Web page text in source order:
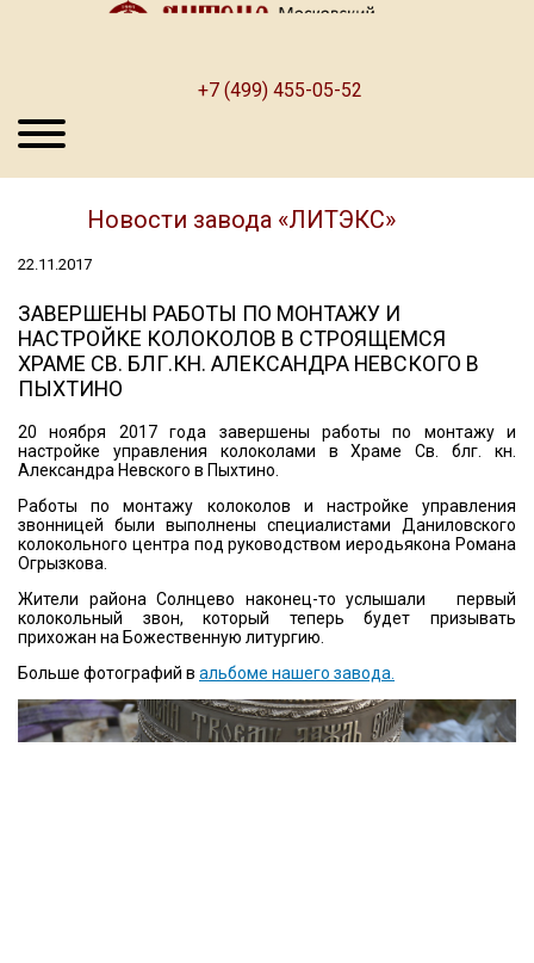
+7 (499) 455-05-52
Новости завода «ЛИТЭКС»
22.11.2017
ЗАВЕРШЕНЫ РАБОТЫ ПО МОНТАЖУ И
НАСТРОЙКЕ КОЛОКОЛОВ В СТРОЯЩЕМСЯ
ХРАМЕ СВ. БЛГ.КН. АЛЕКСАНДРА НЕВСКОГО В
ПЫХТИНО
20 ноября 2017 года завершены работы по монтажу и
настройке управления колоколами в Храме Св. блг. кн.
Александра Невского в Пыхтино.
Работы по монтажу колоколов и настройке управления
звонницей были выполнены специалистами Даниловского
колокольного центра под руководством иеродьякона Романа
Огрызкова.
Жители района Солнцево наконец-то услышали первый
колокольный звон, который теперь будет призывать
прихожан на Божественную литургию.
Больше фотографий в альбоме нашего завода.